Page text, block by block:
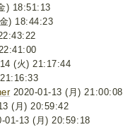
) 18:51:13
) 18:44:23
(火) 21:17:44
2020-01-13 (月) 21:00:08
(月) 20:59:42
01-13 (月) 20:59:18